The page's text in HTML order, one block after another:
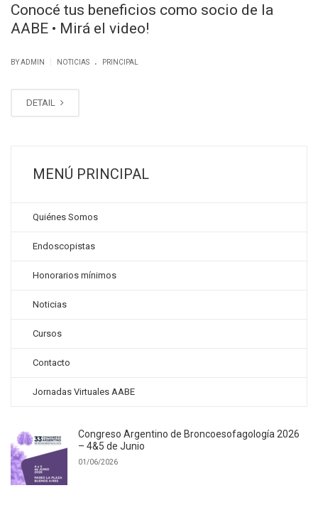
Conocé tus beneficios como socio de la
AABE • Mirá el video!
BY ADMIN NOTICIAS . PRINCIPAL
DETAIL
MENÚ PRINCIPAL
Quiénes Somos
Endoscopistas
Honorarios mínimos
Noticias
Cursos
Contacto
Jornadas Virtuales AABE
Congreso Argentino de Broncoesofagología 2026
– 4&5 de Junio
01/06/2026